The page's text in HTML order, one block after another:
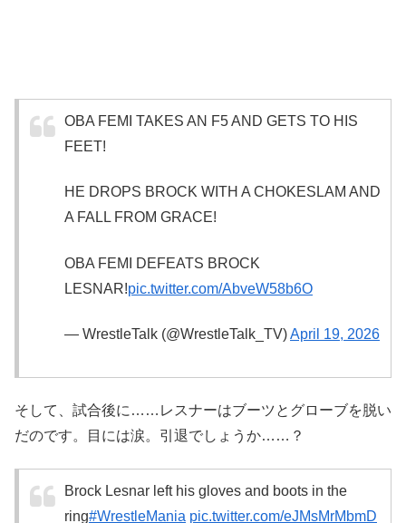
OBA FEMI TAKES AN F5 AND GETS TO HIS
FEET!
HE DROPS BROCK WITH A CHOKESLAM AND
A FALL FROM GRACE!
OBA FEMI DEFEATS BROCK
LESNAR!pic.twitter.com/AbveW58b6O
— WrestleTalk (@WrestleTalk_TV)April 19, 2026
そして、試合後に……レスナーはブーツとグローブを脱い
だのです。目には涙。引退でしょうか……？
Brock Lesnar left his gloves and boots in the
ring#WrestleMania pic.twitter.com/eJMsMrMbmD